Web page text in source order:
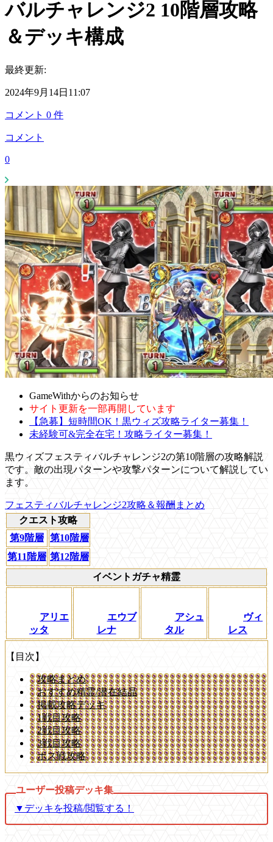
バルチャレンジ2 10階層攻略
＆デッキ構成
最終更新:
2024年9月14日11:07
コメント 0 件
コメント
0
GameWithからのお知らせ
サイト更新を一部再開しています
【急募】短時間OK！黒ウィズ攻略ライター募集！
未経験可&完全在宅！攻略ライター募集！
黒ウィズフェスティバルチャレンジ2の第10階層の攻略解説
です。敵の出現パターンや攻撃パターンについて解説してい
ます。
フェスティバルチャレンジ2攻略＆報酬まとめ
クエスト攻略
第9階層 第10階層
第11階層 第12階層
イベントガチャ精霊
アリエ
ッタ
エウブ
レナ
アシュ
タル
ヴィ
レス
【目次】
攻略まとめ
おすすめ精霊/潜在結晶
掲載攻略デッキ
1戦目攻略
2戦目攻略
3戦目攻略
ボス戦攻略
▼デッキを投稿/閲覧する！